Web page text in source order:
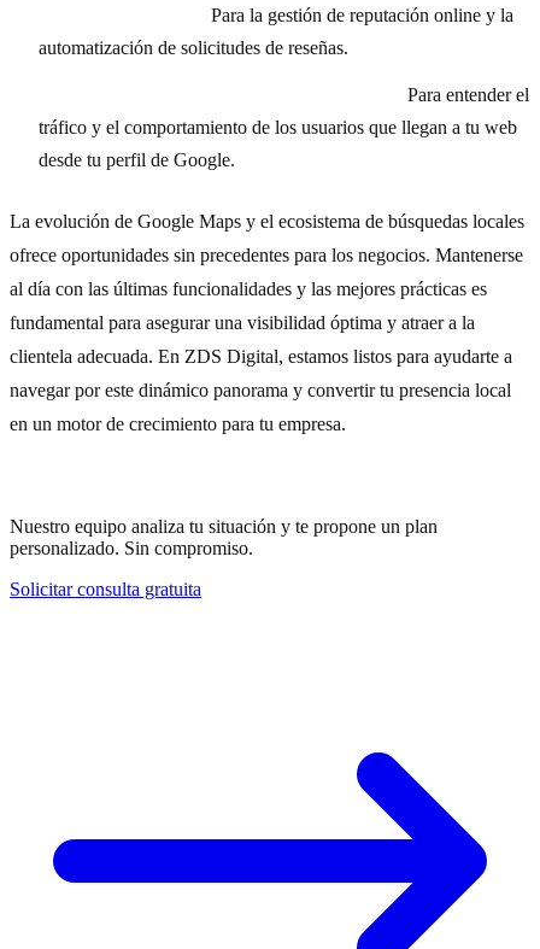
Para la gestión de reputación online y la
automatización de solicitudes de reseñas.
Para entender el
tráfico y el comportamiento de los usuarios que llegan a tu web
desde tu perfil de Google.
La evolución de Google Maps y el ecosistema de búsquedas locales
ofrece oportunidades sin precedentes para los negocios. Mantenerse
al día con las últimas funcionalidades y las mejores prácticas es
fundamental para asegurar una visibilidad óptima y atraer a la
clientela adecuada. En ZDS Digital, estamos listos para ayudarte a
navegar por este dinámico panorama y convertir tu presencia local
en un motor de crecimiento para tu empresa.
Nuestro equipo analiza tu situación y te propone un plan
personalizado. Sin compromiso.
Solicitar consulta gratuita